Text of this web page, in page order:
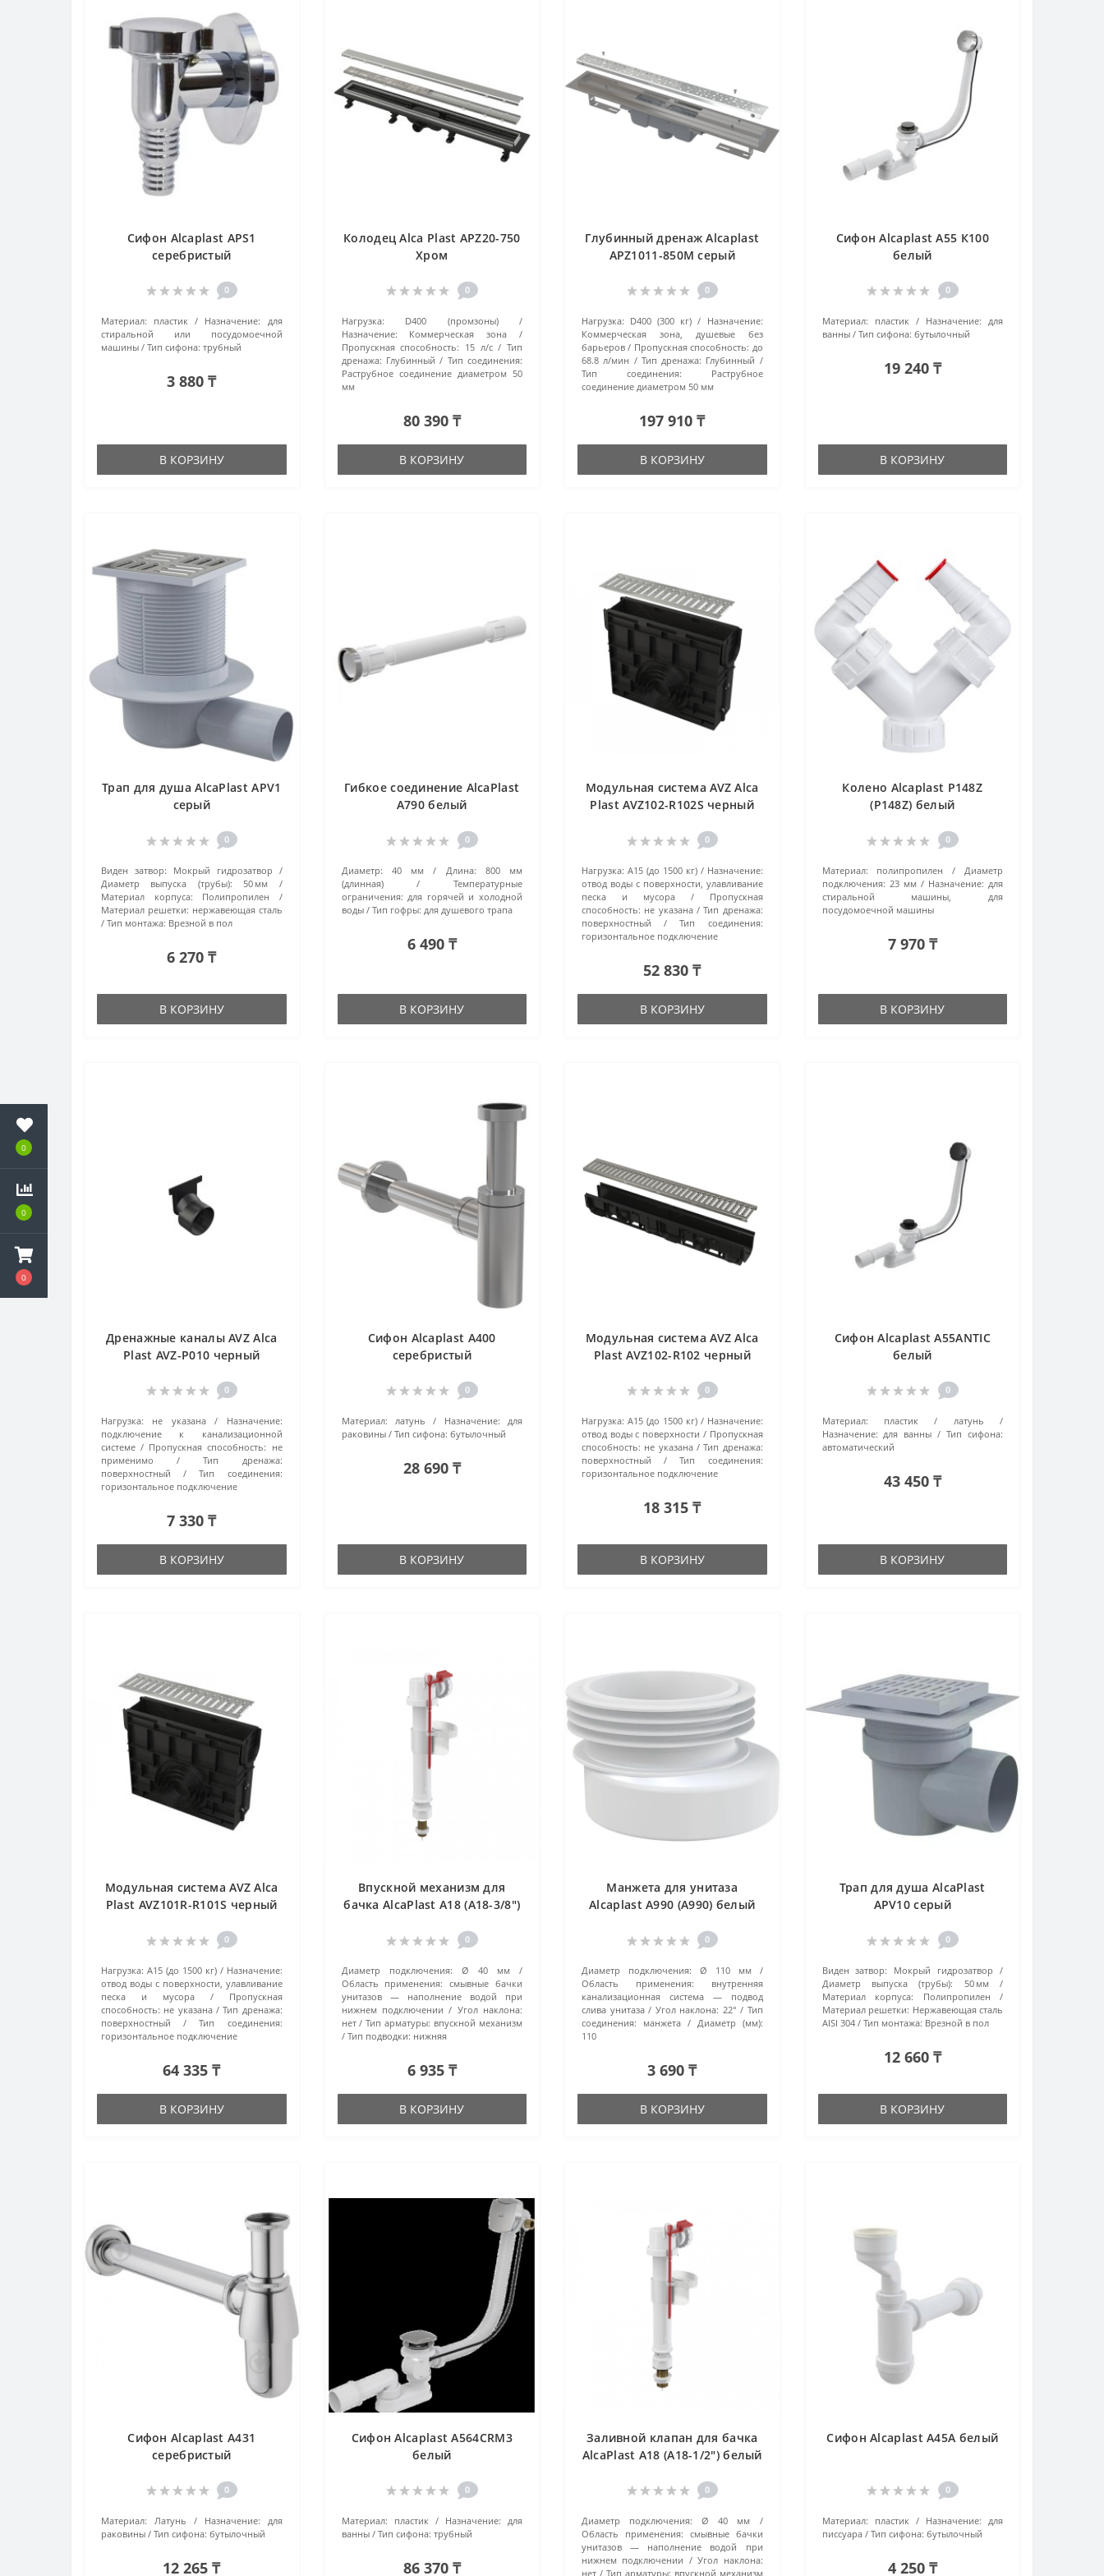
0
0
0
Сифон Alcaplast APS1
серебристый
0
Материал: пластик Назначение:
для
стиральной или посудомоечной
машины
Тип сифона: трубный
3 880 ₸
В КОРЗИНУ
Колодец Alca Plast APZ20-750
Хром
0
Нагрузка:
D400 (промзоны)
Назначение:
Коммерческая зона
Пропускная способность: 15 л/с
Тип
дренажа: Глубинный
Тип соединения:
Раструбное соединение диаметром 50
мм
80 390 ₸
В КОРЗИНУ
Глубинный дренаж Alcaplast
APZ1011-850M серый
0
Нагрузка: D400 (300 кг)
Назначение:
Коммерческая зона, душевые без
барьеров
Пропускная способность: до
68.8 л/мин
Тип дренажа: Глубинный
Тип соединения:
Раструбное
соединение диаметром 50 мм
197 910 ₸
В КОРЗИНУ
Сифон Alcaplast A55 К100
белый
0
Материал: пластик Назначение:
для
ванны
Тип сифона: бутылочный
19 240 ₸
В КОРЗИНУ
Трап для душа AlcaPlast APV1
серый
0
Виден затвор:
Мокрый гидрозатвор
Диаметр выпуска (трубы):
50 мм
Материал корпуса:
Полипропилен
Материал решетки: нержавеющая сталь
Тип монтажа: Врезной в пол
6 270 ₸
В КОРЗИНУ
Гибкое соединение AlcaPlast
A790 белый
0
Диаметр: 40 мм Длина:
800 мм
(длинная)
Температурные
ограничения: для горячей и холодной
воды
Тип гофры: для душевого трапа
6 490 ₸
В КОРЗИНУ
Модульная система AVZ Alca
Plast AVZ102-R102S черный
0
Нагрузка: A15 (до 1500 кг)
Назначение:
отвод воды с поверхности, улавливание
песка и мусора
Пропускная
способность: не указана
Тип дренажа:
поверхностный
Тип соединения:
горизонтальное подключение
52 830 ₸
В КОРЗИНУ
Колено Alcaplast P148Z
(P148Z) белый
0
Материал: полипропилен
Диаметр
подключения: 23 мм Назначение: для
стиральной машины, для
посудомоечной машины
7 970 ₸
В КОРЗИНУ
Дренажные каналы AVZ Alca
Plast AVZ-P010 черный
0
Нагрузка: не указана
Назначение:
подключение к канализационной
системе
Пропускная способность: не
применимо
Тип дренажа:
поверхностный
Тип соединения:
горизонтальное подключение
7 330 ₸
В КОРЗИНУ
Сифон Alcaplast A400
серебристый
0
Материал: латунь Назначение:
для
раковины
Тип сифона: бутылочный
28 690 ₸
В КОРЗИНУ
Модульная система AVZ Alca
Plast AVZ102-R102 черный
0
Нагрузка: A15 (до 1500 кг)
Назначение:
отвод воды с поверхности
Пропускная
способность: не указана
Тип дренажа:
поверхностный
Тип соединения:
горизонтальное подключение
18 315 ₸
В КОРЗИНУ
Сифон Alcaplast A55ANTIC
белый
0
Материал:
пластик / латунь
Назначение: для ванны
Тип сифона:
автоматический
43 450 ₸
В КОРЗИНУ
Модульная система AVZ Alca
Plast AVZ101R-R101S черный
0
Нагрузка: A15 (до 1500 кг)
Назначение:
отвод воды с поверхности, улавливание
песка и мусора
Пропускная
способность: не указана
Тип дренажа:
поверхностный
Тип соединения:
горизонтальное подключение
64 335 ₸
В КОРЗИНУ
Впускной механизм для
бачка AlcaPlast A18 (A18-3/8")
0
Диаметр подключения:
Ø 40 мм
Область применения:
смывные бачки
унитазов — наполнение водой при
нижнем подключении
Угол наклона:
нет
Тип арматуры: впускной механизм
Тип подводки: нижняя
6 935 ₸
В КОРЗИНУ
Манжета для унитаза
Alcaplast A990 (A990) белый
0
Диаметр подключения:
Ø 110 мм
Область применения:
внутренняя
канализационная система — подвод
слива унитаза
Угол наклона: 22°
Тип
соединения:
манжета
Диаметр (мм):
110
3 690 ₸
В КОРЗИНУ
Трап для душа AlcaPlast
APV10 серый
0
Виден затвор:
Мокрый гидрозатвор
Диаметр выпуска (трубы):
50 мм
Материал корпуса:
Полипропилен
Материал решетки: Нержавеющая сталь
AISI 304
Тип монтажа: Врезной в пол
12 660 ₸
В КОРЗИНУ
Сифон Alcaplast A431
серебристый
0
Материал: Латунь Назначение:
для
раковины
Тип сифона: бутылочный
12 265 ₸
Сифон Alcaplast A564CRM3
белый
0
Материал: пластик Назначение:
для
ванны
Тип сифона: трубный
86 370 ₸
Заливной клапан для бачка
AlcaPlast A18 (A18-1/2") белый
0
Диаметр подключения:
Ø 40 мм
Область применения: смывные бачки
унитазов — наполнение водой при
нижнем подключении
Угол наклона:
нет
Тип арматуры: впускной механизм
Сифон Alcaplast A45A белый
0
Материал: пластик Назначение:
для
писсуара
Тип сифона: бутылочный
4 250 ₸